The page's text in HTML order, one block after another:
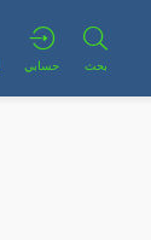
بحث حسابي